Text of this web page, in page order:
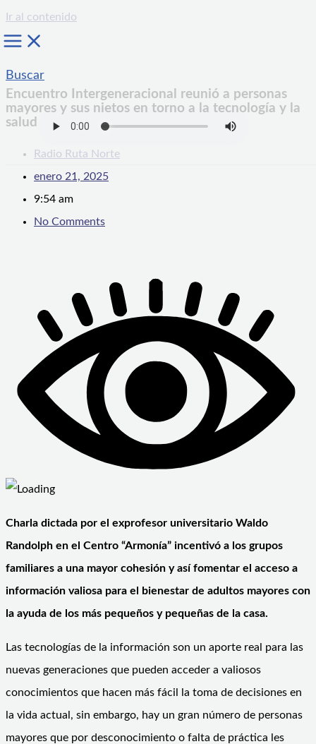
Ir al contenido
Buscar
Encuentro Intergeneracional reunió a personas
mayores y sus nietos en torno a la tecnología y la
salud
Radio Ruta Norte
enero 21, 2025
9:54 am
No Comments
Charla dictada por el exprofesor universitario Waldo
Randolph en el Centro “Armonía” incentivó a los grupos
familiares a una mayor cohesión y así fomentar el acceso a
información valiosa para el bienestar de adultos mayores con
la ayuda de los más pequeños y pequeñas de la casa.
Las tecnologías de la información son un aporte real para las
nuevas generaciones que pueden acceder a valiosos
conocimientos que hacen más fácil la toma de decisiones en
la vida actual, sin embargo, hay un gran número de personas
mayores que por desconocimiento o falta de práctica les